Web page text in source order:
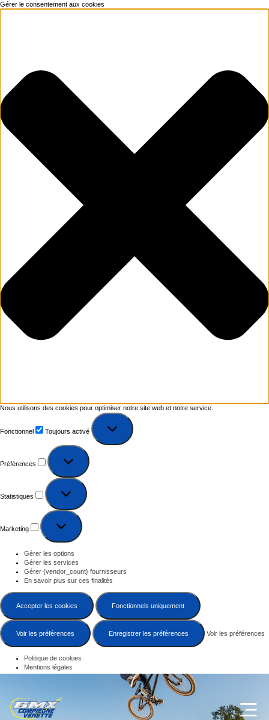
Gérer le consentement aux cookies
Nous utilisons des cookies pour optimiser notre site web et notre service.
Fonctionnel Toujours activé
Préférences
Statistiques
Marketing
Gérer les options
Gérer les services
Gérer {vendor_count} fournisseurs
En savoir plus sur ces finalités
Accepter les cookies Fonctionnels uniquement
Voir les préférences Enregistrer les préférences Voir les préférences
Politique de cookies
Mentions légales